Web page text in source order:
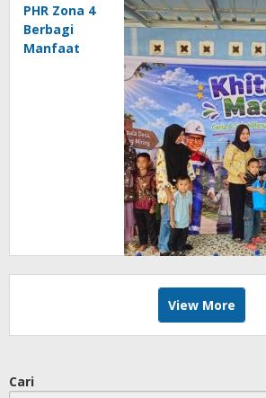
PHR Zona 4
Berbagi
Manfaat
View More
Cari